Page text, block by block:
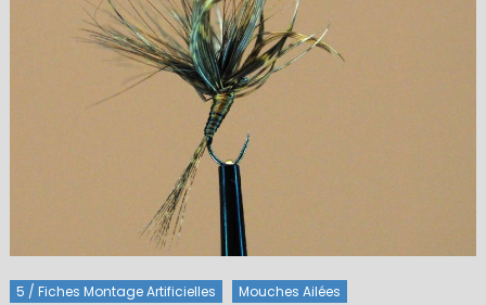
5 / Fiches Montage Artificielles Mouches Ailées